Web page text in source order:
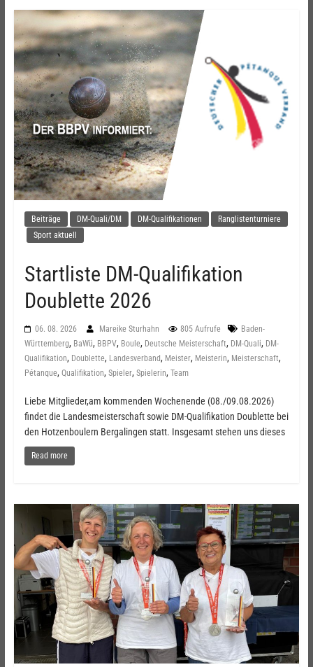
Beiträge DM-Quali/DM DM-Qualifikationen
Ranglistenturniere
Sport aktuell
Startliste DM-Qualifikation
Doublette 2026
06. 08. 2026 Mareike Sturhahn 805 Aufrufe
Baden-
Württemberg, BaWü, BBPV, Boule, Deutsche Meisterschaft, DM-Quali, DM-
Qualifikation, Doublette, Landesverband, Meister, Meisterin, Meisterschaft,
Pétanque, Qualifikation, Spieler, Spielerin, Team
Liebe Mitglieder,am kommenden Wochenende (08./09.08.2026)
findet die Landesmeisterschaft sowie DM-Qualifikation Doublette bei
den Hotzenboulern Bergalingen statt. Insgesamt stehen uns dieses
Read more